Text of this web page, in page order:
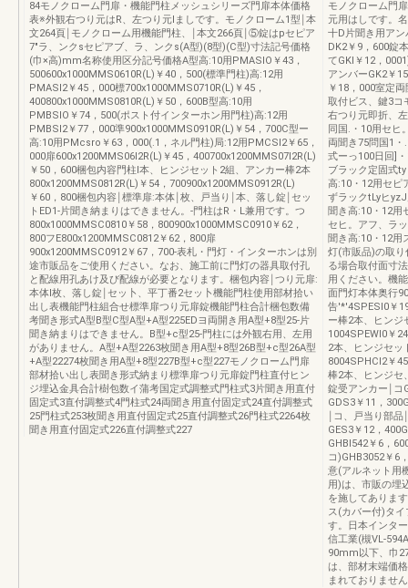
84モノクローム門扉・機能門柱メッシュシリーズ門扉本体価格
表※外観右つり元はR、左つり元lましです。モノクローム1型￨本
文264頁￨モノクローム用機能門柱、￨本文266頁￨⑤錠はpセピア
7"ラ、ンクsセピアブ、ラ、ンクs(A型)(8型)(C型)寸法記号価格
(巾×高)mm名称使用区分記号価格A型高:10用PMASIO￥43，
500600x1000MMS0610R(L)￥40，500(標準門柱)高:12用
PMASI2￥45，000標700x1000MMS0710R(L)￥45，
400800x1000MMS0810R(L)￥50，600B型高:10用
PMBSIO￥74，500(ポスト付インターホン用門柱)高:12用
PMBSI2￥77，000準900x1000MMS0910R(L)￥54，700C型ー
高:10用PMcsro￥63，000(.1，ネル門柱)局:12用PMCSI2￥65，
000扉600x1200MMS06I2R(L)￥45，400700x1200MMS07I2R(L)
￥50，600梱包内容門柱l本、ヒンジセット2組、アンカー棒2本
800x1200MMS0812R(L)￥54，700900x1200MMS0912R(L)
￥60，800梱包内容￨標準扉:本体￨枚、戸当り￨本、落し錠￨セッ
トED1-片聞き納まりはできません。-門柱はR・L兼用です。つ
800x1000MMSC0810￥58，800900x1000MMSC0910￥62，
800フE800x1200MMSC0812￥62，800扉
900x1200MMSC0912￥67，700-表札・門灯・インターホンは別
途市販品をご使用ください。なお、施工前に門灯の器具取付孔
と配線用孔あけ及び配線が必要となります。梱包内容￨つり元扉:
本体l枚、落し錠￨セッ卜、平丁番2セッ卜機能門柱使用部材拾い
出し表機能門柱組合せ標準扉つり元扉錠機能門柱合計梱包数備
考聞き形式A型B型C型A型+A型225EDヨ両開き用A型+8型25-片
聞き納まりはできません。B型+c型25-門柱には外観右用、左用
がありません。A型+A型2263枚聞き用A型+8型26B型+c型26A型
+A型22274枚聞き用A型+8型227B型+c型227モノクローム門扉
部材拾い出し表聞き形式納まり標準扉つり元扉錠門柱直付ヒン
ジ埋込金具合計樹包数イ蒲考国定式調整式門柱式3片聞き用直付
固定式3直付調整式4門柱式24両聞き用直付固定式24直付調整式
25門柱式253枚聞き用直付固定式25直付調整式26門柱式2264枚
聞き用直付固定式226直付調整式227
モノクローム門
元用はしです。
十D片聞き用ア
DK2￥9，600錠
てGKI￥12，
アンバーGK2￥
￥18，000室定
取付ビス、鍵3コ
右つり元即折、
同国.・10用セヒ
両聞き75問国1
式ーっ100日回]
ブラック定固式
高:10・12用セピ
ずラックtLyヒ
聞き高:10・12用
セヒ。アフ、ラ
聞き高:10・12用
灯(市販品)の取
る場合取付面寸
用ください。機
面門灯本体奥行
告'*'4SPESI0￥
ー棒2本、ヒンジ
1004SPEWI0￥
2本、ヒンジセッ
8004SPHCI2￥
棒2本、ヒンジセ
錠受アンカー￨コ
GDS3￥11，
￨コ、戸当り部
GES3￥12，
GHBI542￥6，
コ)GHB3052￥6
意(アルネット用
用)は、市販の埋
を施してありま
ス(カバー付)タ
す。日本インタ
信工業(槻VL-
90mm以下、巾
は、部材末端価
まれておりませ